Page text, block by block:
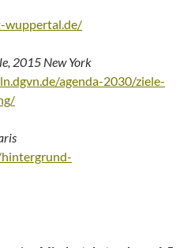
wuppertal.de/
2015 New York
agenda-2030/ziele-